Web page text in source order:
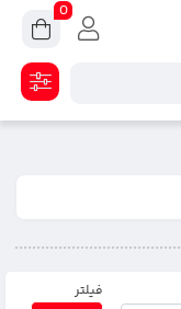
فیلتر
0